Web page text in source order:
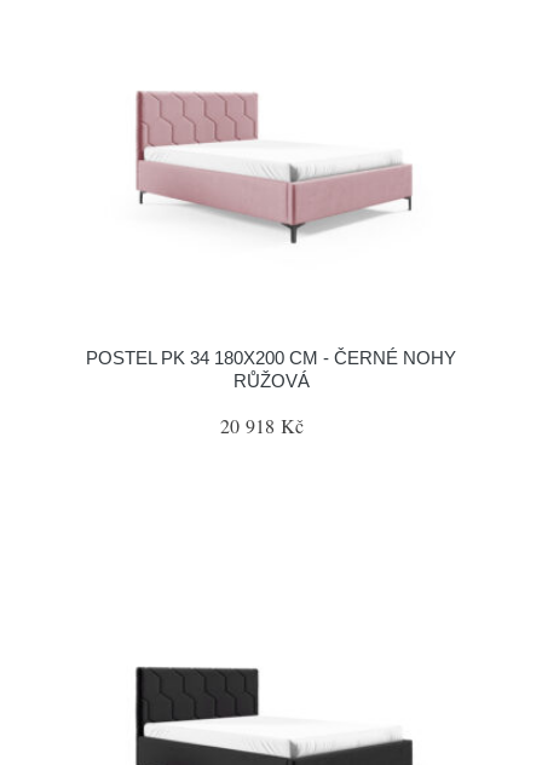
POSTEL PK 34 180X200 CM - ČERNÉ NOHY
RŮŽOVÁ
20 918 Kč